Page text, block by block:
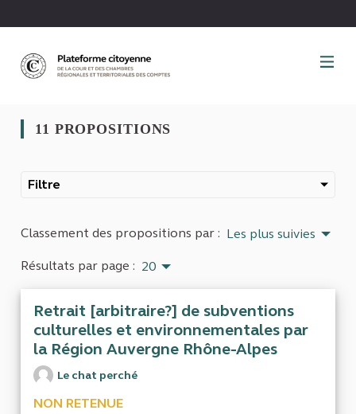
11 PROPOSITIONS
Filtre
Classement des propositions par : Les plus suivies
Résultats par page : 20
Retrait [arbitraire?] de subventions
culturelles et environnementales par
la Région Auvergne Rhône-Alpes
Le chat perché
NON RETENUE